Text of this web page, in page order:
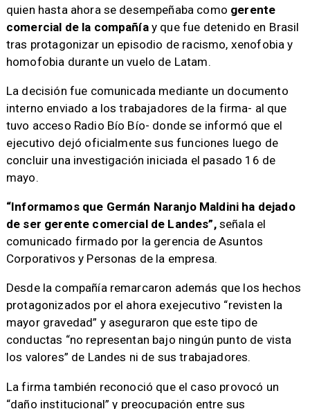
quien hasta ahora se desempeñaba como gerente
comercial de la compañíay que fue detenido en Brasil
tras protagonizar un episodio de racismo, xenofobia y
homofobia durante un vuelo de Latam.
La decisión fue comunicada mediante un documento
interno enviado a los trabajadores de la firma- al que
tuvo acceso Radio Bío Bío- donde se informó que el
ejecutivo dejó oficialmente sus funciones luego de
concluir una investigación iniciada el pasado 16 de
mayo.
“Informamos que Germán Naranjo Maldini ha dejado
de ser gerente comercial de Landes”,señala el
comunicado firmado por la gerencia de Asuntos
Corporativos y Personas de la empresa.
Desde la compañía remarcaron además que los hechos
protagonizados por el ahora exejecutivo “revisten la
mayor gravedad” y aseguraron que este tipo de
conductas “no representan bajo ningún punto de vista
los valores” de Landes ni de sus trabajadores.
La firma también reconoció que el caso provocó un
“daño institucional” y preocupación entre sus